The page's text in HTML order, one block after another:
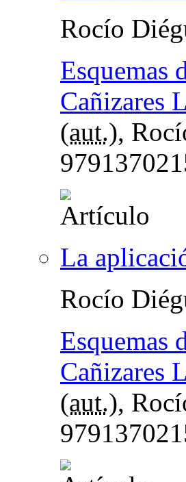
Rocío
Esquemas
Cañizares
(aut.),
La
Rocío
Esquemas
Cañizares
(aut.),